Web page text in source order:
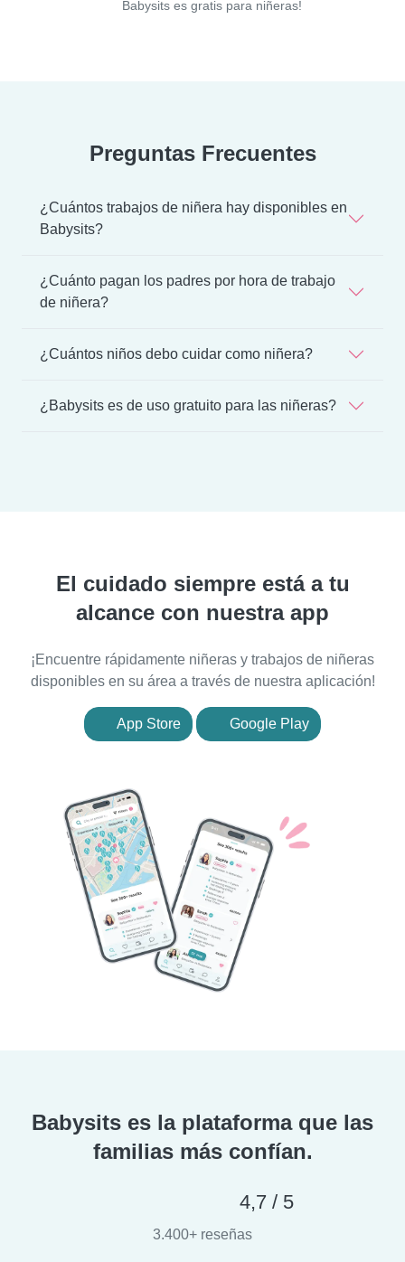
Babysits es gratis para niñeras!
Preguntas Frecuentes
¿Cuántos trabajos de niñera hay disponibles en
Babysits?
¿Cuánto pagan los padres por hora de trabajo
de niñera?
¿Cuántos niños debo cuidar como niñera?
¿Babysits es de uso gratuito para las niñeras?
El cuidado siempre está a tu
alcance con nuestra app
¡Encuentre rápidamente niñeras y trabajos de niñeras
disponibles en su área a través de nuestra aplicación!
App Store Google Play
Babysits es la plataforma que las
familias más confían.
4,7 / 5
3.400+ reseñas